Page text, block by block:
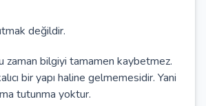
değildir.
zaman bilgiyi tamamen kaybetmez.
bir yapı haline gelmemesidir. Yani
tutunma yoktur.